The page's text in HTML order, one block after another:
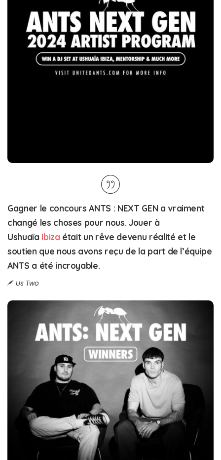
Gagner le concours ANTS : NEXT GEN a vraiment
changé les choses pour nous. Jouer à
Ushuaïa Ibiza était un rêve devenu réalité et le
soutien que nous avons reçu de la part de l’équipe
ANTS a été incroyable.
Us Two